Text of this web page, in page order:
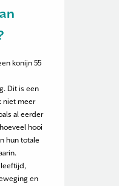
konijn 55
Dit is een
niet meer
al eerder
hooi
hun totale
leeftijd,
en